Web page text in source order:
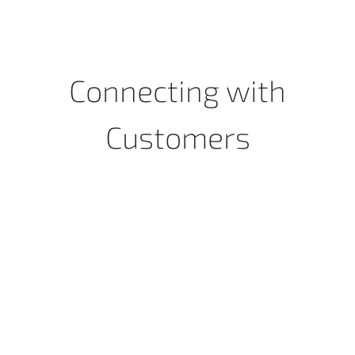
Connecting with
Customers